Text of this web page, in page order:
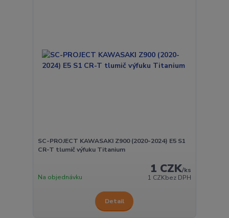
SC-PROJECT KAWASAKI Z900 (2020-2024) E5 S1
CR-T tlumič výfuku Titanium
1 CZK/ks
1 CZKbez DPH
Na objednávku
Detail